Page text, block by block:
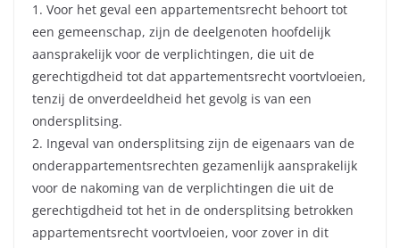
1. Voor het geval een appartementsrecht behoort tot
een gemeenschap, zijn de deelgenoten hoofdelijk
aansprakelijk voor de verplichtingen, die uit de
gerechtigdheid tot dat appartementsrecht voortvloeien,
tenzij de onverdeeldheid het gevolg is van een
ondersplitsing.
2. Ingeval van ondersplitsing zijn de eigenaars van de
onderappartementsrechten gezamenlijk aansprakelijk
voor de nakoming van de verplichtingen die uit de
gerechtigdheid tot het in de ondersplitsing betrokken
appartementsrecht voortvloeien, voor zover in dit